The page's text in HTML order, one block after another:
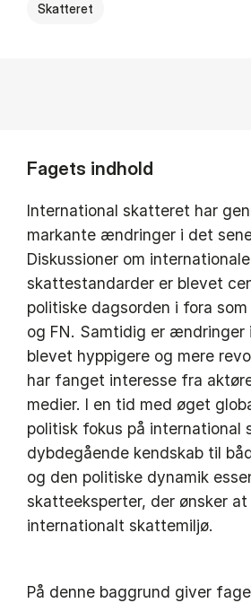
Skatteret
Fagets indhold
International skatteret har
markante ændringer i det
Diskussioner om internationale
skattestandarder er blevet
politiske dagsorden i fora som
og FN. Samtidig er
blevet hyppigere og mere
har fanget interesse fra
medier. I en tid med øget
politisk fokus på international
dybdegående kendskab til
og den politiske dynamik
skatteeksperter, der ønsker
internationalt skattemiljø.
På denne baggrund giver